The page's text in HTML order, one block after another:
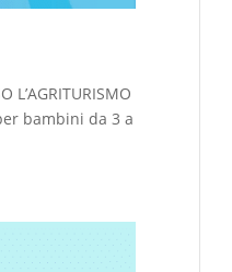
L’AGRITURISMO
bambini da 3 a